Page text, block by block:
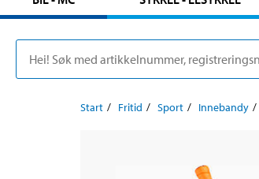
Start Fritid Sport Innebandy